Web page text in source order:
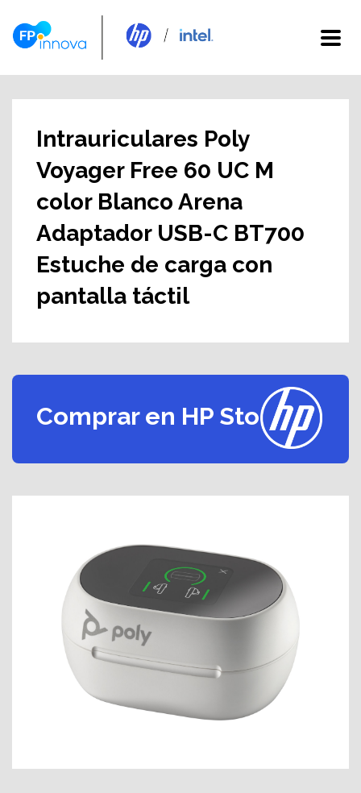
Intrauriculares Poly
Voyager Free 60 UC M
color Blanco Arena
Adaptador USB-C BT700
Estuche de carga con
pantalla táctil
Comprar en HP Store